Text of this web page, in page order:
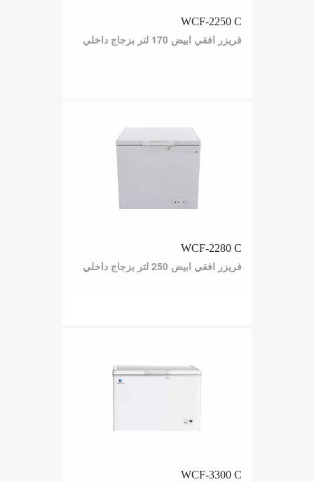
WCF-2250 C
فريزر افقي ابيض 170 لتر بزجاج داخلي
WCF-2280 C
فريزر افقي ابيض 250 لتر بزجاج داخلي
WCF-3300 C